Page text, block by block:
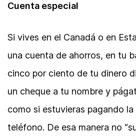
Cuenta especial
Si vives en el Canadá o en
una cuenta de ahorros, en tu
cinco por ciento de tu dinero
un cheque a tu nombre y
como si estuvieras pagando la
teléfono. De esa manera no